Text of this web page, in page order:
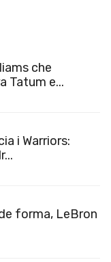
che
Tatum e...
i Warriors:
forma, LeBron